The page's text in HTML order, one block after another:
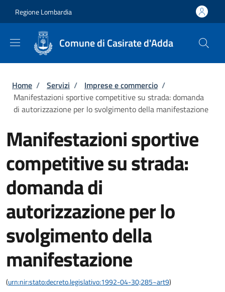
Regione Lombardia
Comune di Casirate d'Adda
Briciole di pane
Home / Servizi / Imprese e commercio /
Manifestazioni sportive competitive su strada: domanda
di autorizzazione per lo svolgimento della manifestazione
Manifestazioni sportive
competitive su strada:
domanda di
autorizzazione per lo
svolgimento della
manifestazione
(urn:nir:stato:decreto.legislativo:1992-04-30;285~art9)